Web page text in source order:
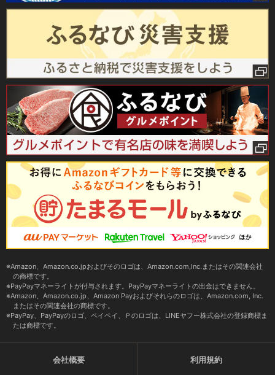
Amazon、Amazon.co.jpおよびそのロゴは、Amazon.com,Inc.またはその関連会社
の商標です。
PayPayマネーライトが付与されます。PayPayマネーライトの出金はできません。
Amazon、Amazon.co.jp、Amazon Payおよびそれらのロゴは、Amazon.com, Inc.
またはその関連会社の商標です。
PayPay、PayPayのロゴ、ペイペイ、Ｐのロゴは、LINEヤフー株式会社の登録商標ま
たは商標です。
会社概要 利用規約